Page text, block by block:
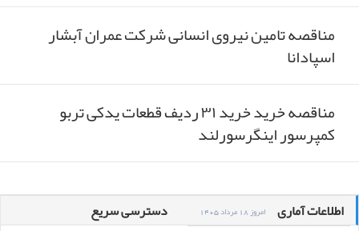
مناقصه تامین نیروی انسانی شرکت عمران آبشار
اسپادانا
مناقصه خرید خرید ۳۱ ردیف قطعات یدکی تربو
کمپرسور اینگرسورلند
دسترسی سریع اطلاعات آماری امروز 18 مرداد 1405